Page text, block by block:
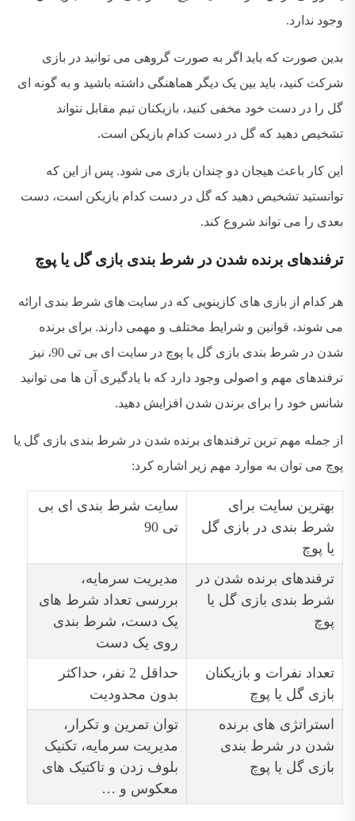
وجود ندارد.
بدین صورت که باید اگر به صورت گروهی می توانید در بازی
شرکت کنید، باید بین یک دیگر هماهنگی داشته باشید و به گونه ای
گل را در دست خود مخفی کنید، بازیکنان تیم مقابل نتواند
تشخیص دهید که گل در دست کدام بازیکن است.
این کار باعث هیجان دو چندان بازی می شود. پس از این که
توانستید تشخیص دهید که گل در دست کدام بازیکن است، دست
بعدی را می تواند شروع کند.
ترفندهای برنده شدن در شرط بندی بازی گل یا پوچ
هر کدام از بازی های کازینویی که در سایت های شرط بندی ارائه
می شوند، قوانین و شرایط مختلف و مهمی دارند. برای برنده
شدن در شرط بندی بازی گل یا پوچ در سایت ای بی تی 90، نیز
ترفندهای مهم و اصولی وجود دارد که با یادگیری آن ها می توانید
شانس خود را برای برندن شدن افزایش دهید.
از جمله مهم ترین ترفندهای برنده شدن در شرط بندی بازی گل یا
پوچ می توان به موارد مهم زیر اشاره کرد:
بهترین سایت برای
شرط بندی در بازی گل
یا پوچ
سایت شرط بندی ای بی
تی 90
ترفندهای برنده شدن در
شرط بندی بازی گل یا
پوچ
مدیریت سرمایه،
بررسی تعداد شرط های
یک دست، شرط بندی
روی یک دست
تعداد نفرات و بازیکنان
بازی گل یا پوچ
حداقل 2 نفر، حداکثر
بدون محدودیت
استراتژی های برنده
شدن در شرط بندی
بازی گل یا پوچ
توان تمرین و تکرار،
مدیریت سرمایه، تکنیک
بلوف زدن و تاکتیک های
معکوس و …